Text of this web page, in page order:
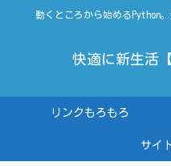
動くところから始めるPython
快適に新生活
リンクもろもろ
サイ